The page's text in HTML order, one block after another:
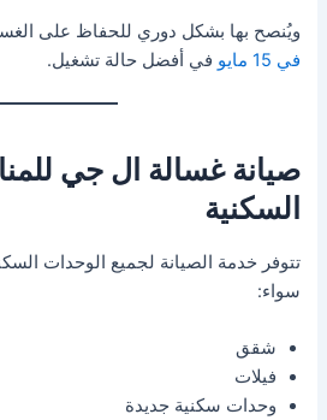
ويُنصح بها بشكل دوري للحفاظ على
في 15 مايو
في أفضل حالة تشغيل.
صيانة غسالة ال جي
السكنية
سواء:
شقق
فيلات
وحدات سكنية جديدة